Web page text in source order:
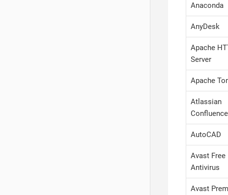
Anaconda
AnyDesk
Apache
Server
Apache
Atlassian
Confluence
AutoCAD
Avast Free
Antivirus
Avast